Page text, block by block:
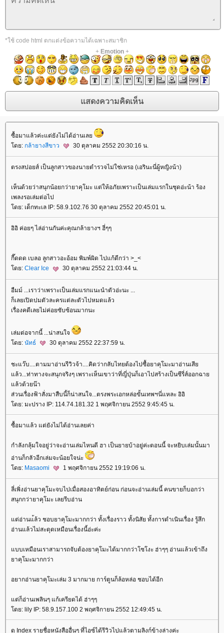
*ใช้ code html ตกแต่งข้อความได้เฉพาะสมาชิก
+ Emotion+
ซื้อมาแล้วค่ะแต่ยังไม่ได้อ่านเล
ดย: กล้ายางสีขาว 30 ตุลาคม 2552 20:30:16 น.
ตรงสปอยส์ เป็นลูกสาวของนายตำรวจไม่ใช่เหรอ (เอรินะนี่ผู้หญิงน้า)
เห็นด้วยว่าสนุกน้อยกว่ายาคุโมะ แต่ให้อภัยเพราะเป็นเล่มแรกในชุดอ่ะน้า ร้อง
เพลงรอเล่มต่อไป
ดย: เด็กทะเล IP: 58.9.102.76 30 ตุลาคม 2552 20:45:01 น.
อิอิ ค่อยๆ ไล่อ่านกันค่ะคุณกล้ายางฯ ฮี่ๆๆ
กี๊ดดด เบลอ ลูกสาวอะอ้อม พิมพ์ผิด ไปแก้ดีกว่า >_<
ดย: Clear Ice 30 ตุลาคม 2552 21:03:44 น.
อืมม์ ...เราว่าเพราะเป็นเล่มแรกแนะนำตัวอ่ะนะ ...
ก็เลยเปิดปมตัวละครแต่ละตัวไปหมดแล้ว
เรื่องคดีเลยไม่ค่อยซับซ้อนมากนะ
เล่มต่อจากนี้ ...น่าสนใจ
ดย: นัทธ์ 30 ตุลาคม 2552 22:37:59 น.
ชะแว๊บ....ตามมาอ่านรีวิวจ้า....คิดว่ากลับไทยต้องไปซื้อยาคุโมะมาอ่านเสี
ล้ว...ท่าทางจะสนุกจริงๆ เพราะเห็นเขาว่าที่ญี่ปุ่นก็เอาไปสร้างเป็นซีรี่ส์ออกฉา
ล้วด้วยน๊า
ส่วนเรื่องฟ้าสั่งมาสืบนี้ก็น่าสนใจ...ตรงพระเอกหล่อขั้นเทพฯนี่แหละ อิอิ
ดย: มะปราง IP: 114.74.181.32 1 พฤศจิกายน 2552 9:45:45 น.
ซื้อมาแล้ว แต่ยังไม่ได้อ่านเลยค่า
กำลังกลุ้มใจอยู่ว่าจะอ่านเล่มไหนดี ฮา เป็นยายบ้าอยู่ค่ะตอนนี้ จะหยิบเล่มนั้นมา
อ่านก็กลัวอีกเล่มจะน้อยใจน่ะ
ดย: Masaomi 1 พฤศจิกายน 2552 19:19:06 น.
ลี่เพิ่งอ่านยาคุโมะจบไปเมื่อสองอาทิตย์ก่อน ก่อนจะอ่านเล่มนี้ คนขายก็บอกว่า
สนุกกว่ายาคุโมะ เลยรีบอ่าน
ต่อ่านแ้ล้ว ชอบยาคุโมะมากกว่า ทั้งเรื่องราว ทั้งนิสัย ทั้งการดำเนินเรื่อง รู้สึก
อ่านแล้วไม่สะดุดเหมือนเรื่องนี้อ่ะค่ะ
บบเหมือนเราสามารถจับต้องยาคุโมะได้มากกว่าโซโงะ ฮ่าๆๆ อ่านแล้วเข้าถึง
าคุโมะมากกว่า
อยากอ่านยาคุโมะเล่ม 3 มากมาย การ์ตูนก็ล้อหล่อ ชอบได้อีก
ต่ก็อ่านเพลินๆ แก้เครียดได้ ฮ่าๆๆ
ดย: lily IP: 58.9.157.100 2 พฤศจิกายน 2552 12:49:45 น.
ดู Index รายชื่อหนังสืออื่นๆ ที่ไอซ์ได้รีวิวไปแล้วตามลิงก์ข้างล่างค่ะ